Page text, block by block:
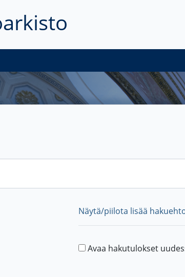
Näytä/piilota lisää
Avaa hakutulokset